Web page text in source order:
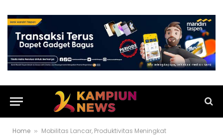
Home » Mobilitas Lancar, Produktivitas Meningkat